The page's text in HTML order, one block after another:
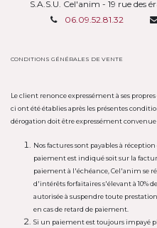
S.A.S.U. Cel'anim - 19 rue des
06.09.52.81.32
CONDITIONS GÉNÉRALES DE VENTE
Le client renonce expressément à ses
ci ont été établies après les présentes
dérogation doit être expressément convenue
Nos factures sont payables à
paiement est indiqué soit sur la
paiement à l'échéance, Cel'anim se
d'intérêts forfaitaires s'élevant à 10%
autorisée à suspendre toute
en cas de retard de paiement.
Si un paiement est toujours impayé